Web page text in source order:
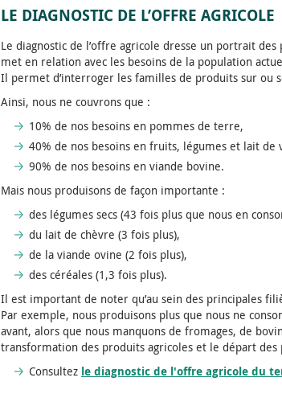
LE DIAGNOSTIC DE L’OFFRE AGRICOLE
Le diagnostic de l’offre agricole dresse un portrait
met en relation avec les besoins de la population
Il permet d’interroger les familles de produits sur ou
Ainsi, nous ne couvrons que :
10% de nos besoins en pommes de terre,
40% de nos besoins en fruits, légumes et lait de
90% de nos besoins en viande bovine.
Mais nous produisons de façon importante :
des légumes secs (43 fois plus que nous en
du lait de chèvre (3 fois plus),
de la viande ovine (2 fois plus),
des céréales (1,3 fois plus).
Il est important de noter qu’au sein des principales
Par exemple, nous produisons plus que nous ne
avant, alors que nous manquons de fromages, de
transformation des produits agricoles et le départ
Consultez le diagnostic de l'offre agricole du